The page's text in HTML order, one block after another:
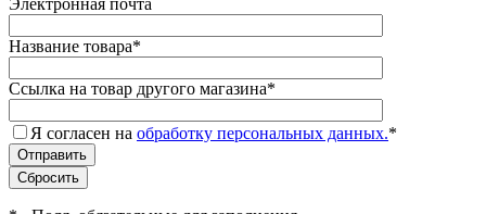
Название товара*
Ссылка на товар другого магазина*
Я согласен на обработку персональных данных.*